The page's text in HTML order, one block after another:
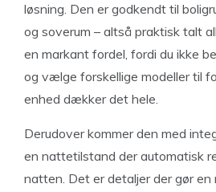
løsning. Den er godkendt til
og soverum – altså praktisk talt
en markant fordel, fordi du ikke
og vælge forskellige modeller til
enhed dækker det hele.
Derudover kommer den med
en nattetilstand der automatisk
natten. Det er detaljer der gør en